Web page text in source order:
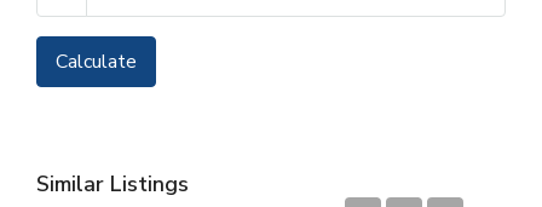
Calculate
Similar Listings